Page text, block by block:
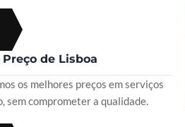
de Lisboa
os melhores preços em serviços
sem comprometer a qualidade.